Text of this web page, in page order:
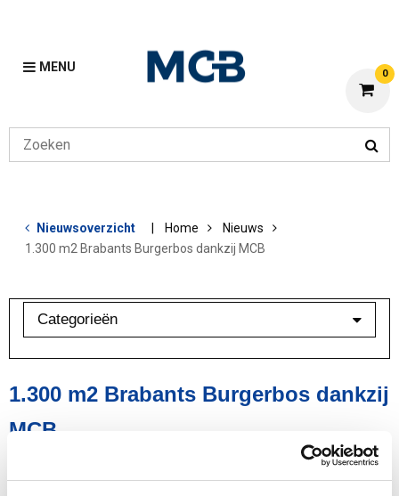
MENU 0
Nieuwsoverzicht Home
Nieuws
1.300 m2 Brabants Burgerbos dankzij MCB
Categorieën
Overig
Services
1.300 m2 Brabants Burgerbos dankzij
MCB